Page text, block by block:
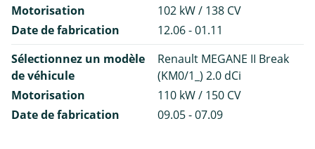
Motorisation
102 kW / 138 CV
Date de fabrication
12.06 - 01.11
Sélectionnez un modèle
de véhicule
Renault MEGANE II Break
(KM0/1_) 2.0 dCi
Motorisation
110 kW / 150 CV
Date de fabrication
09.05 - 07.09